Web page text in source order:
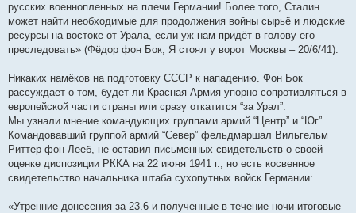
русских военнопленных на плечи Германии! Более того, Сталин
может найти необходимые для продолжения войны сырьё и людские
ресурсы на востоке от Урала, если уж нам придёт в голову его
преследовать» (Фёдор фон Бок, Я стоял у ворот Москвы – 20/6/41).
Никаких намёков на подготовку СССР к нападению. Фон Бок
рассуждает о том, будет ли Красная Армия упорно сопротивляться в
европейской части страны или сразу откатится “за Урал”.
Мы узнали мнение командующих группами армий “Центр” и “Юг”.
Командовавший группой армий “Север” фельдмаршал Вильгельм
Риттер фон Лееб, не оставил письменных свидетельств о своей
оценке диспозиции РККА на 22 июня 1941 г., но есть косвенное
свидетельство начальника штаба сухопутных войск Германии:
«Утренние донесения за 23.6 и полученные в течение ночи итоговые